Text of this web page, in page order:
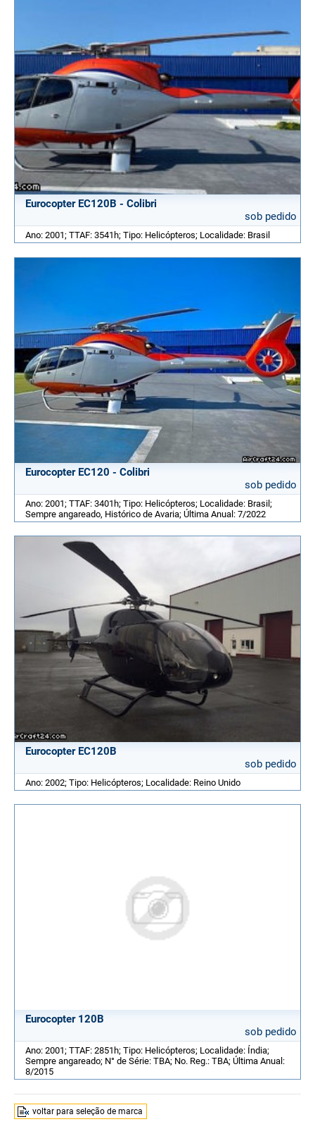
Eurocopter EC120B - Colibri
sob pedido
Ano: 2001; TTAF: 3541h; Tipo: Helicópteros; Localidade: Brasil
Eurocopter EC120 - Colibri
sob pedido
Ano: 2001; TTAF: 3401h; Tipo: Helicópteros; Localidade: Brasil;
Sempre angareado, Histórico de Avaria; Última Anual: 7/2022
Eurocopter EC120B
sob pedido
Ano: 2002; Tipo: Helicópteros; Localidade: Reino Unido
Eurocopter 120B
sob pedido
Ano: 2001; TTAF: 2851h; Tipo: Helicópteros; Localidade: Índia;
Sempre angareado; N° de Série: TBA; No. Reg.: TBA; Última Anual:
8/2015
voltar para seleção de marca